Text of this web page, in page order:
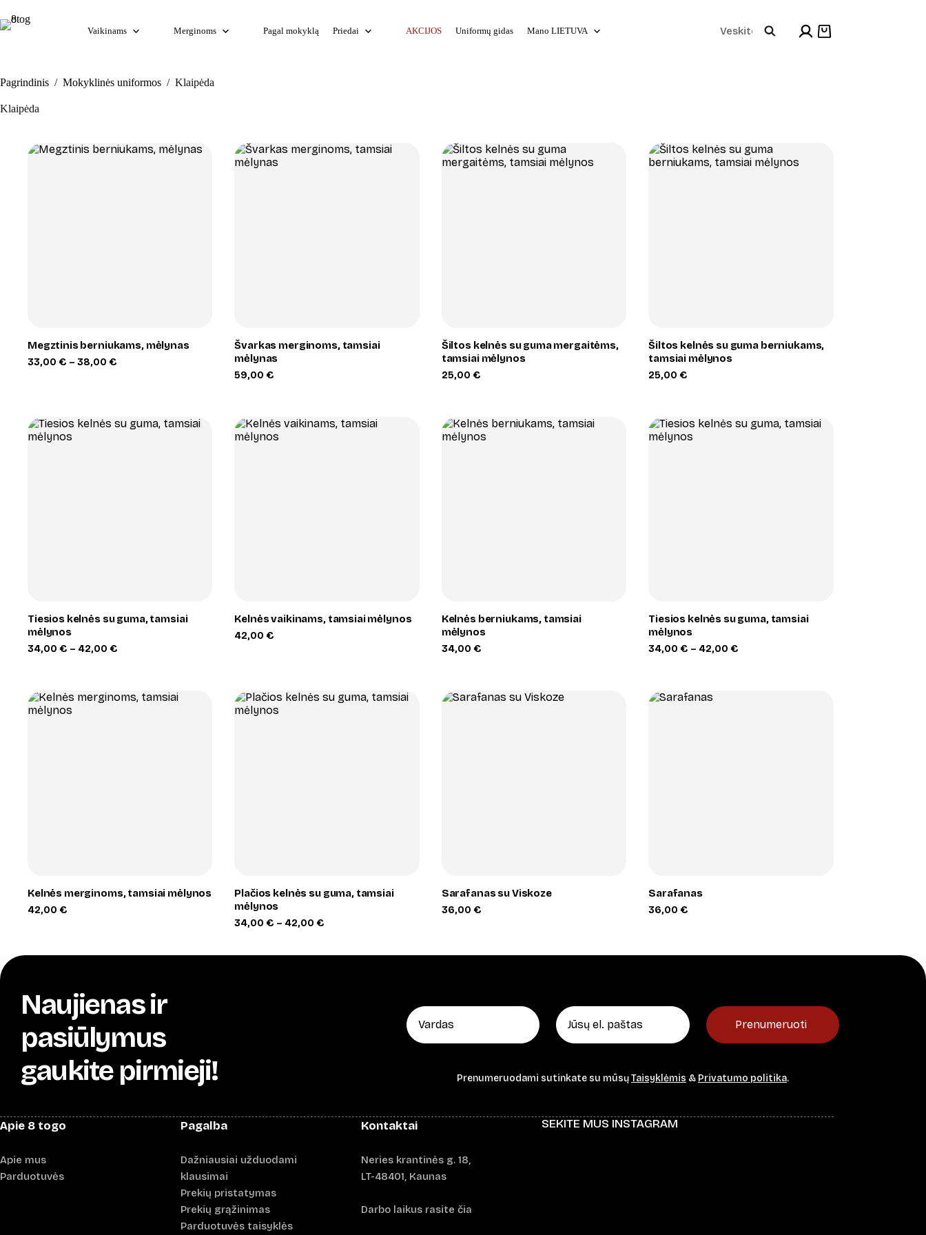
to
content
Vaikinams Merginoms Pagal mokyklą Priedai AKCIJOS Uniformų gidas Mano LIETUVA
Products
Shopping
Pagrindinis / Mokyklinės uniformos / Klaipėda
Klaipėda
Megztinis berniukams, mėlynas
33,00 € – 38,00 €
Švarkas merginoms, tamsiai
mėlynas
59,00€
Šiltos kelnės su guma mergaitėms,
tamsiai mėlynos
25,00 €
Šiltos kelnės su guma berniukams,
tamsiai mėlynos
25,00€
Tiesios kelnės su guma, tamsiai
mėlynos
34,00 € – 42,00 €
42,00 €
Kelnės vaikinams, tamsiai mėlynos
42,00€
Kelnės berniukams, tamsiai
mėlynos
34,00 €
Tiesios kelnės su guma, tamsiai
mėlynos
34,00€ – 42,00€
Kelnės merginoms, tamsiai mėlynos
42,00 €
Plačios kelnės su guma, tamsiai
mėlynos
34,00€ – 42,00€
through
Sarafanas su Viskoze
36,00 €
Sarafanas
36,00€
Naujienas ir
pasiūlymus
gaukite pirmieji!
Prenumeruoti
Prenumeruodami sutinkate su mūsųTaisyklėmis & Privatumo politika.
Apie 8 togo
Apie mus
Parduotuvės
Pagalba
Dažniausiai užduodami
klausimai
Prekių pristatymas
Prekių grąžinimas
Parduotuvės taisyklės
Kontaktai
Neries krantinės g. 18,
LT-48401, Kaunas
Darbo laikus rasite čia
SEKITE MUS INSTAGRAM